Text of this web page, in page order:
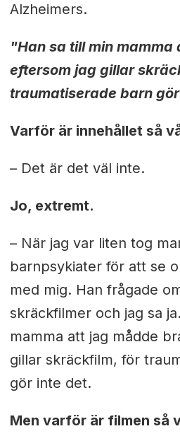
Alzheimers.
"Han sa till min
eftersom jag gillar
traumatiserade barn
Varför är innehållet så
– Det är det väl inte.
Jo, extremt.
– När jag var liten tog
barnpsykiater för att se
med mig. Han frågade
skräckfilmer och jag sa
mamma att jag mådde
gillar skräckfilm, för
gör inte det.
Men varför är filmen så